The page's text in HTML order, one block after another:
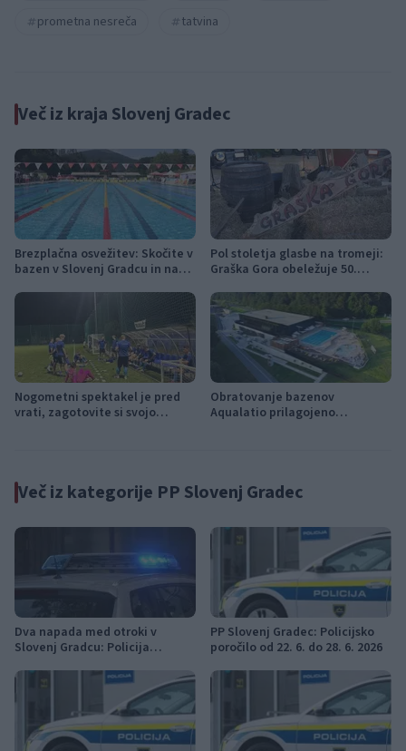
prometna nesreča
tatvina
Več iz kraja Slovenj Gradec
Brezplačna osvežitev: Skočite v
bazen v Slovenj Gradcu in na
Pol stoletja glasbe na tromeji:
Graška Gora obeležuje 50.
zabavne glasbe
Nogometni spektakel je pred
vrati, zagotovite si svojo
Obratovanje bazenov
Aqualatio prilagojeno
Več iz kategorije PP Slovenj Gradec
Dva napada med otroki v
Slovenj Gradcu: Policija
socialno delo
PP Slovenj Gradec: Policijsko
poročilo od 22. 6. do 28. 6. 2026